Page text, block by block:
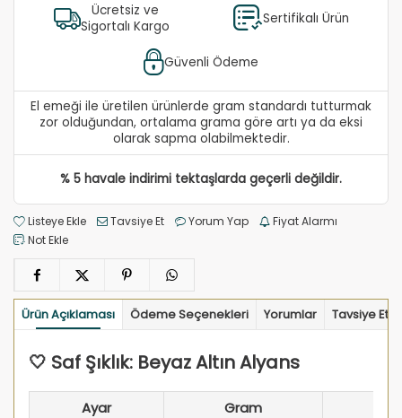
Ücretsiz ve
Sigortalı Kargo
Sertifikalı Ürün
Güvenli Ödeme
El emeği ile üretilen ürünlerde gram standardı tutturmak
zor olduğundan, ortalama grama göre artı ya da eksi
olarak sapma olabilmektedir.
% 5 havale indirimi tektaşlarda geçerli değildir.
Listeye Ekle Tavsiye Et Yorum Yap
Fiyat Alarmı
Not Ekle
Ürün Açıklaması Ödeme Seçenekleri Yorumlar Tavsiye Et
🤍 Saf Şıklık: Beyaz Altın Alyans
Ayar
Gram